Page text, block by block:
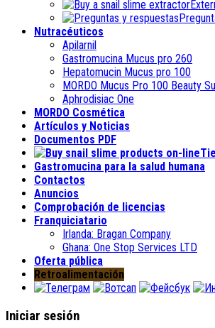
Nutracéuticos
Apilarnil
Gastromucina Mucus pro 260
Hepatomucin Mucus pro 100
MORDO Mucus Pro 100 Beauty
Aphrodisiac One
MORDO Cosmética
Artículos y Noticias
Documentos PDF
Gastromucina para la salud humana
Contactos
Anuncios
Comprobación de licencias
Franquiciatario
Irlanda: Bragan Company
Ghana: One Stop Services LTD
Oferta pública
Retroalimentación
Iniciar sesión